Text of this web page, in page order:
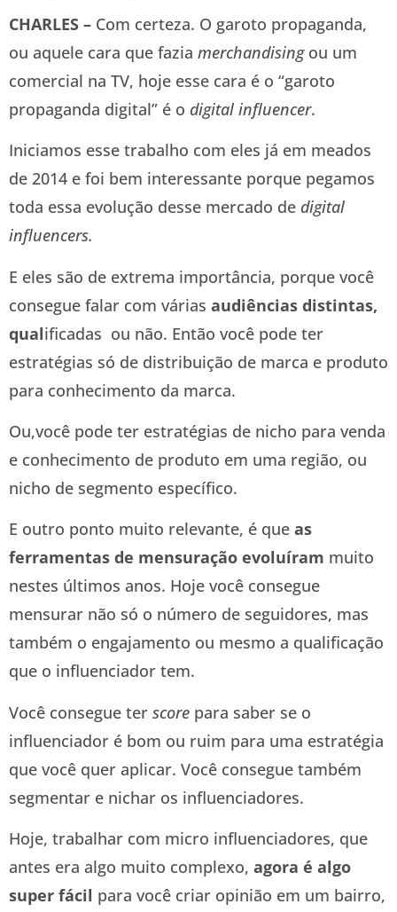
CHARLES – Com certeza. O garoto propaganda,
ou aquele cara que fazia merchandising ou um
comercial na TV, hoje esse cara é o “garoto
propaganda digital” é o digital influencer.
Iniciamos esse trabalho com eles já em meados
de 2014 e foi bem interessante porque pegamos
toda essa evolução desse mercado de digital
influencers.
E eles são de extrema importância, porque você
consegue falar com várias audiências distintas,
qualificadas ou não. Então você pode ter
estratégias só de distribuição de marca e produto
para conhecimento da marca.
Ou,você pode ter estratégias de nicho para venda
e conhecimento de produto em uma região, ou
nicho de segmento específico.
E outro ponto muito relevante, é que as
ferramentas de mensuração evoluíram muito
nestes últimos anos. Hoje você consegue
mensurar não só o número de seguidores, mas
também o engajamento ou mesmo a qualificação
que o influenciador tem.
Você consegue ter score para saber se o
influenciador é bom ou ruim para uma estratégia
que você quer aplicar. Você consegue também
segmentar e nichar os influenciadores.
Hoje, trabalhar com micro influenciadores, que
antes era algo muito complexo, agora é algo
super fácil para você criar opinião em um bairro,